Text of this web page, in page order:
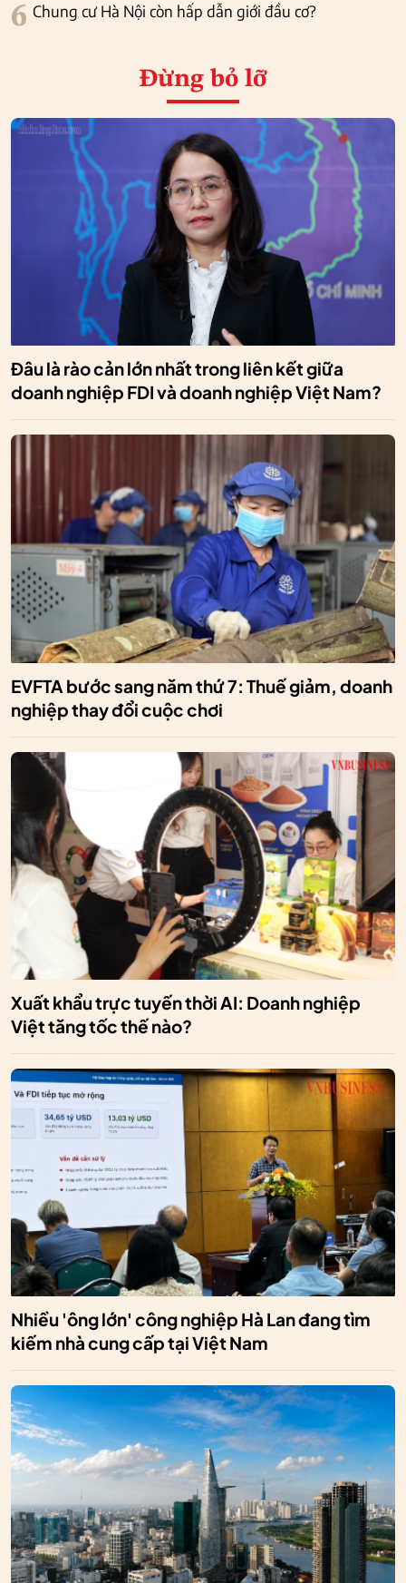
6 Chung cư Hà Nội còn hấp dẫn giới đầu cơ?
Đừng bỏ lỡ
Đâu là rào cản lớn nhất trong liên kết giữa
doanh nghiệp FDI và doanh nghiệp Việt Nam?
EVFTA bước sang năm thứ 7: Thuế giảm, doanh
nghiệp thay đổi cuộc chơi
Xuất khẩu trực tuyến thời AI: Doanh nghiệp
Việt tăng tốc thế nào?
Nhiều 'ông lớn' công nghiệp Hà Lan đang tìm
kiếm nhà cung cấp tại Việt Nam